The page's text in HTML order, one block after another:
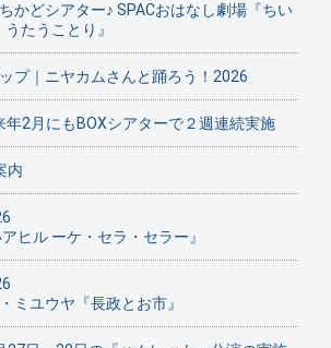
かどシアター♪ SPACおはなし劇場『ちい
たうことり』
プ｜ニヤカムさんと踊ろう！2026
2月にもBOXシアターで２週連続実施
内
ヒル ーケ・セラ・セラー』
ミユウヤ『長政とお市』